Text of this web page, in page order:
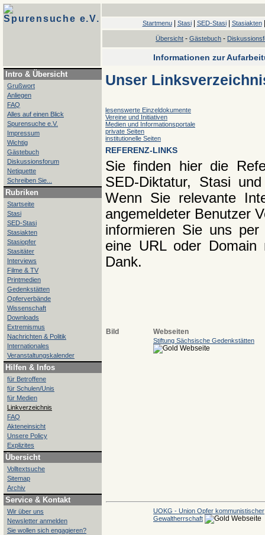
Spurensuche e.V. Startmenu| Stasi| SED-Stasi| Stasiakten
Übersicht - Gästebuch -
Informationen zur
Intro & Übersicht
Grußwort
Anliegen
FAQ
Alles auf einen Blick
Spurensuche e.V.
Impressum
Wichtig
Gästebuch
Diskussionsforum
Netiquette
Schreiben Sie...
Rubriken
Startseite
Stasi
SED-Stasi
Stasiakten
Stasiopfer
Stasitäter
Interviews
Filme & TV
Printmedien
Gedenkstätten
Opferverbände
Wissenschaft
Downloads
Extremismus
Nachrichten & Politik
Internationales
Veranstaltungskalender
Hilfen & Infos
für Betroffene
für Schulen/Unis
für Medien
Linkverzeichnis
FAQ
Akteneinsicht
Unsere Policy
Explizites
Übersicht
Volltextsuche
Sitemap
Archiv
Service & Kontakt
Wir über uns
Newsletter anmelden
Sie wollen sich engagieren?
Unser
lesenswerte Einzeldokumente
Vereine und Initiativen
Medien und Informationsportale
private Seiten
institutionelle Seiten
REFERENZ-LINKS
Sie finden hier die
SED-Diktatur, Stasi
Wenn Sie relevante
angemeldeter Benutzer
informieren Sie uns
eine URL oder
Dank.
Bild Webseiten
Stiftung Sächsische Gedenkstätten
UOKG - Union Opfer kommunistischer
Gewaltherrschaft